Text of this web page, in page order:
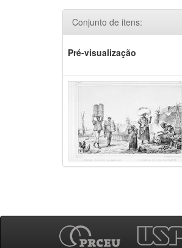
Conjunto de itens:
Pré-visualização